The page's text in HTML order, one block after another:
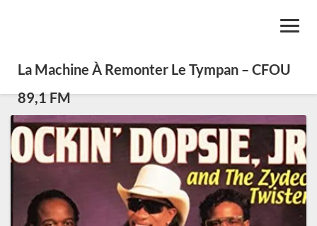
Toggle
La Machine À Remonter Le Tympan – CFOU
89,1 FM
SE0405
:
Mojo
de
Jelly